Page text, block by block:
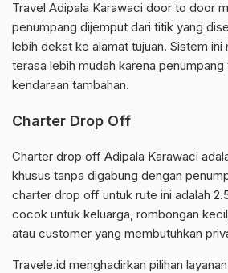
Travel Adipala Karawaci door to door
penumpang dijemput dari titik yang
lebih dekat ke alamat tujuan. Sistem ini
terasa lebih mudah karena
kendaraan tambahan.
Charter Drop Off
Charter drop off Adipala Karawaci
khusus tanpa digabung dengan
charter drop off untuk rute ini adalah
cocok untuk keluarga, rombongan
atau customer yang membutuhkan
Travele.id menghadirkan pilihan